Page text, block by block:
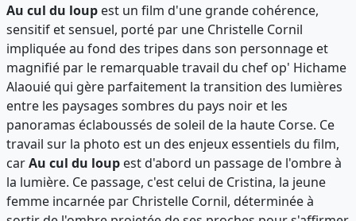
Au cul du loup est un film d'une grande cohérence,
sensitif et sensuel, porté par une Christelle Cornil
impliquée au fond des tripes dans son personnage et
magnifié par le remarquable travail du chef op' Hichame
Alaouié qui gère parfaitement la transition des lumières
entre les paysages sombres du pays noir et les
panoramas éclaboussés de soleil de la haute Corse. Ce
travail sur la photo est un des enjeux essentiels du film,
carAu cul du loup est d'abord un passage de l'ombre à
la lumière. Ce passage, c'est celui de Cristina, la jeune
femme incarnée par Christelle Cornil, déterminée à